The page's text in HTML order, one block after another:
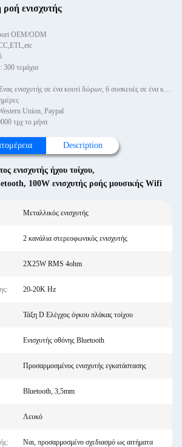
ενισχυτής
OEM/ODM
300 τεμάχια
Συσκευασία λεπτομέρειες: Ένας ενισχυτής σε ένα κουτί δώρων, 6 συσκευές σε ένα κουτί
Union, Paypal
τμχ το μήνα
Description
ενισχυτής ήχου τοίχου,
, 100W ενισχυτής ροής μουσικής Wifi
Μεταλλικός ενισχυτής
2 κανάλια στερεοφωνικός ενισχυτής
2X25W RMS 4ohm
20-20K Hz
Τάξη D Ελέγχος όγκου πλάκας τοίχου
Ενισχυτής οθόνης Bluetooth
Προσαρμοσμένος ενισχυτής εγκατάστασης
Bluetooth, 3,5mm
Λευκό
Ναι, προσαρμοσμένο σχεδιασμό ως αιτήματα